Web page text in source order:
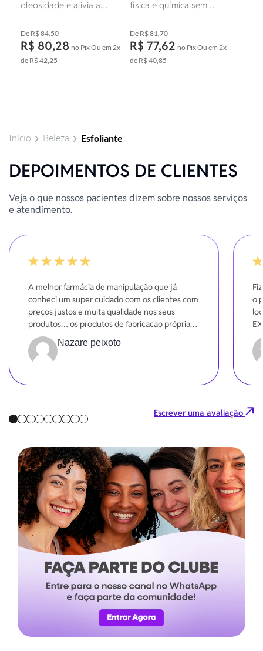
oleosidade e alivia a
esfoliação do couro
cabeludo.
R$ 84,50
R$ 80,28 no PixOu em 2x
de R$ 42,25
física e química sem
R$ 81,70
R$ 77,62 no PixOu em 2x
de R$ 40,85
Início Beleza Esfoliante
DEPOIMENTOS DE CLIENTES
Veja o que nossos pacientes dizem sobre nossos serviços
e atendimento.
A melhor farmácia de manipulação que já
conheci um super cuidado com os clientes com
preços justos e muita qualidade nos seus
produtos… os produtos de fabricacao própria
sao maravilhosos.. eu amo
Nazare peixoto
o
Escrever uma avaliação